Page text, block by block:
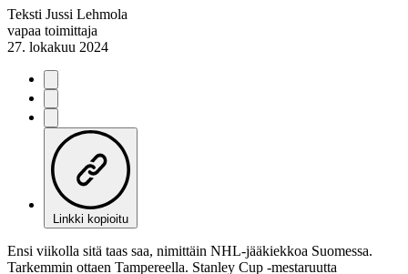
Teksti Jussi Lehmola
vapaa toimittaja
27. lokakuu 2024
Linkki kopioitu
Ensi viikolla sitä taas saa, nimittäin NHL-jääkiekkoa Suomessa.
Tarkemmin ottaen Tampereella. Stanley Cup -mestaruutta